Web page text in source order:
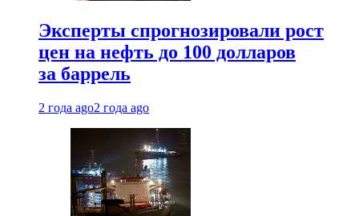
Эксперты спрогнозировали рост
цен на нефть до 100 долларов
за баррель
2 года ago2 года ago